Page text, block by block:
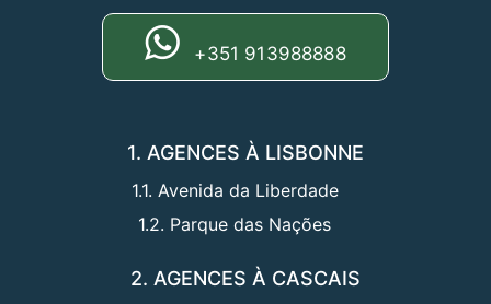
+351 913988888
1. AGENCES À LISBONNE
1.1. Avenida da Liberdade
1.2. Parque das Nações
2. AGENCES À CASCAIS